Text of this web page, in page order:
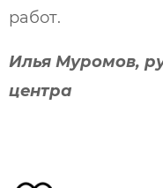
работ.
Илья Муромов,
центра